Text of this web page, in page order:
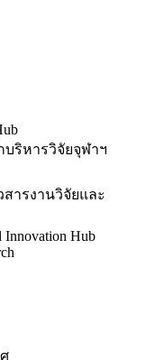
บริหารวิจัยจุฬาฯ
สารงานวิจัยและ
Innovation Hub